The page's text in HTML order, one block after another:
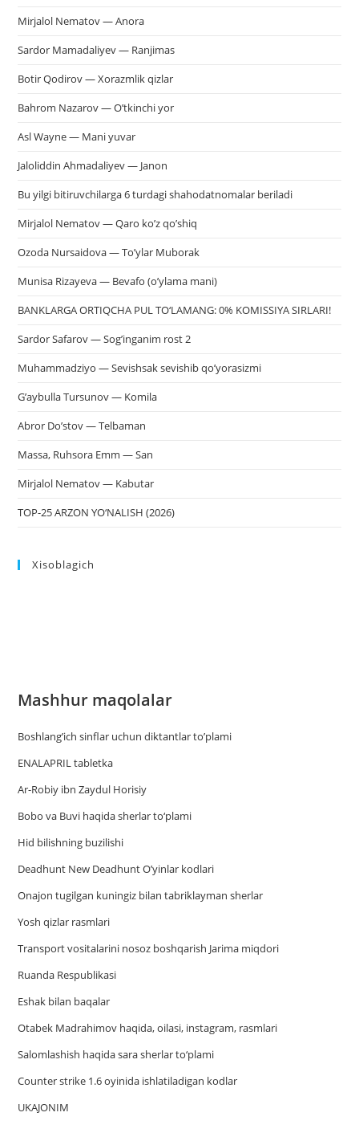
Mirjalol Nematov — Anora
Sardor Mamadaliyev — Ranjimas
Botir Qodirov — Xorazmlik qizlar
Bahrom Nazarov — O’tkinchi yor
Asl Wayne — Mani yuvar
Jaloliddin Ahmadaliyev — Janon
Bu yilgi bitiruvchilarga 6 turdagi shahodatnomalar beriladi
Mirjalol Nematov — Qaro ko’z qo’shiq
Ozoda Nursaidova — To’ylar Muborak
Munisa Rizayeva — Bevafo (o’ylama mani)
BANKLARGA ORTIQCHA PUL TO‘LAMANG: 0% KOMISSIYA SIRLARI!
Sardor Safarov — Sog’inganim rost 2
Muhammadziyo — Sevishsak sevishib qo’yorasizmi
G’aybulla Tursunov — Komila
Abror Do’stov — Telbaman
Massa, Ruhsora Emm — San
Mirjalol Nematov — Kabutar
TOP-25 ARZON YO‘NALISH (2026)
Xisoblagich
Mashhur maqolalar
Boshlang’ich sinflar uchun diktantlar to’plami
ENALAPRIL tabletka
Ar-Robiy ibn Zaydul Horisiy
Bobo va Buvi haqida sherlar to‘plami
Hid bilishning buzilishi
Deadhunt New Deadhunt O’yinlar kodlari
Onajon tugilgan kuningiz bilan tabriklayman sherlar
Yosh qizlar rasmlari
Trаnsport vositаlаrini nosoz boshqаrish Jаrimа miqdori
Ruanda Respublikasi
Eshak bilan baqalar
Otabek Madrahimov haqida, oilasi, instagram, rasmlari
Salomlashish haqida sara sherlar to‘plami
Counter strike 1.6 oyinida ishlatiladigan kodlar
UKAJONIM